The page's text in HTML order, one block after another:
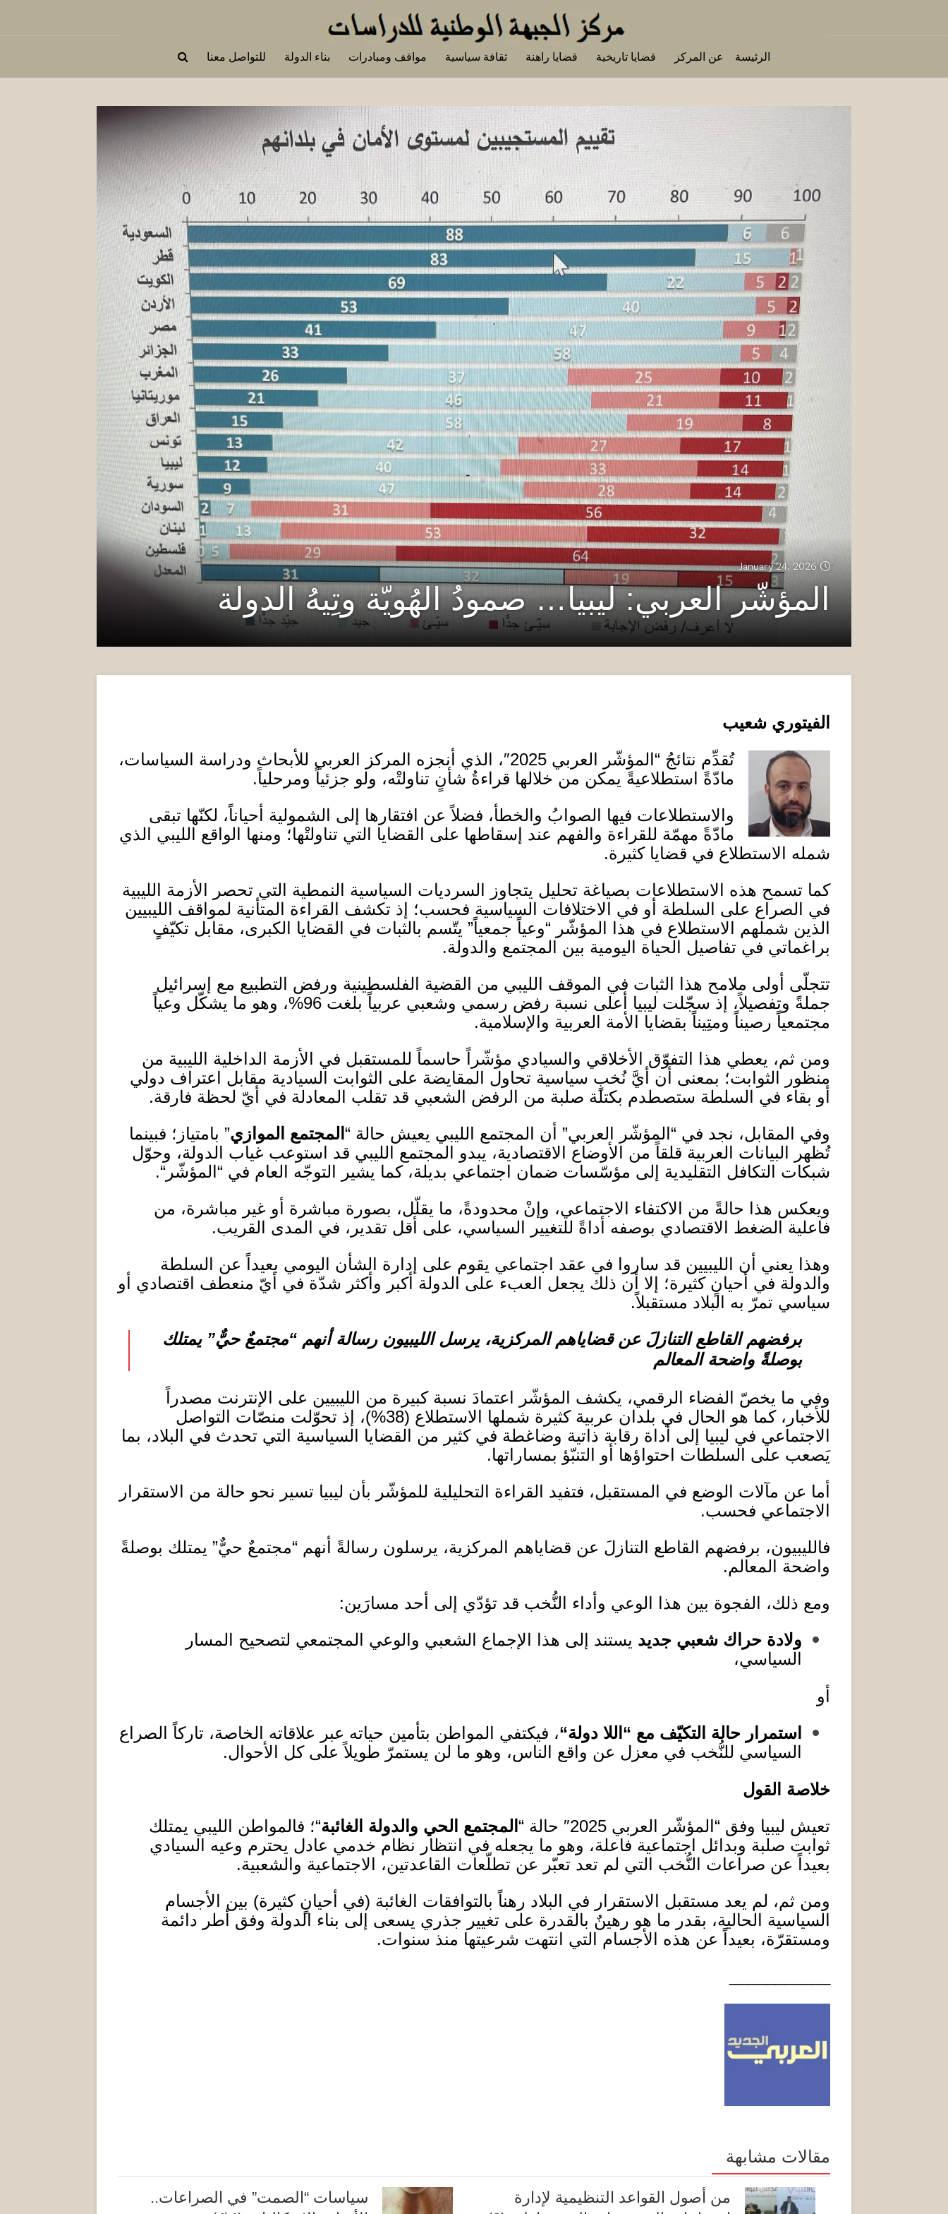
الرئيسة عن المركز قضايا تاريخية قضايا راهنة ثقافة سياسية مواقف ومبادرات بناء الدولة للتواصل معنا
January 24, 2026
المؤشّر العربي: ليبيا… صمودُ الهُويّة وتِيهُ الدولة
الفيتوري شعيب
تُقدِّم نتائجُ “المؤشّر العربي 2025″ ، الذي أنجزه المركز العربي للأبحاث ودراسة السياسات،
مادّةً استطلاعيةً يمكن من خلالها قراءةُ شأنٍ تناولتْه، ولو جزئياً ومرحلياً.
والاستطلاعات فيها الصوابُ والخطأ، فضلاً عن افتقارها إلى الشمولية أحياناً، لكنّها تبقى
مادّةً مهمّة للقراءة والفهم عند إسقاطها على القضايا التي تناولتْها؛ ومنها الواقع الليبي الذي
شمله الاستطلاع في قضايا كثيرة.
كما تسمح هذه الاستطلاعات بصياغة تحليل يتجاوز السرديات السياسية النمطية التي تحصر الأزمة الليبية
في الصراع على السلطة أو في الاختلافات السياسية فحسب؛ إذ تكشف القراءة المتأنية لمواقف الليبيين
الذين شملهم الاستطلاع في هذا المؤشّر “وعياً جمعياً” يتّسم بالثبات في القضايا الكبرى، مقابل تكيّفٍ
براغماتي في تفاصيل الحياة اليومية بين المجتمع والدولة.
تتجلّى أولى ملامح هذا الثبات في الموقف الليبي من القضية الفلسطينية ورفض التطبيع مع إسرائيل
جملةً وتفصيلاً، إذ سجّلت ليبيا أعلى نسبة رفض رسمي وشعبي عربياً بلغت 96%
، وهو ما يشكّل وعياً
مجتمعياً رصيناً ومتِيناً بقضايا الأمة العربية والإسلامية.
ومن ثم، يعطي هذا التفوّق الأخلاقي والسيادي مؤشّراً حاسماً للمستقبل في الأزمة الداخلية الليبية من
منظور الثوابت؛ بمعنى أن أيَّ نُخبٍ سياسية تحاول المقايضة على الثوابت السيادية مقابل اعتراف دولي
أو بقاء في السلطة ستصطدم بكتلة صلبة من الرفض الشعبي قد تقلب المعادلة في أيّ لحظة فارقة.
وفي المقابل، نجد في “المؤشّر العربي” أن المجتمع الليبي يعيش حالة “ المجتمع الموازي” بامتياز؛ فبينما
تُظهر البيانات العربية قلقاً من الأوضاع الاقتصادية، يبدو المجتمع الليبي قد استوعب غياب الدولة، وحوّل
شبكات التكافل التقليدية إلى مؤسّسات ضمان اجتماعي بديلة، كما يشير التوجّه العام في “المؤشّر “.
ويعكس هذا حالةً من الاكتفاء الاجتماعي، وإنْ محدودةً، ما يقلّل، بصورة مباشرة أو غير مباشرة، من
فاعلية الضغط الاقتصادي بوصفه أداةً للتغيير السياسي، على أقل تقدير، في المدى القريب.
وهذا يعني أن الليبيين قد ساروا في عقد اجتماعي يقوم على إدارة الشأن اليومي بعيداً عن السلطة
والدولة في أحيانٍ كثيرة؛ إلا أن ذلك يجعل العبء على الدولة أكبر وأكثر شدّة في أيّ منعطف اقتصادي أو
سياسي تمرّ به البلاد مستقبلاً.
برفضهم القاطع التنازلَ عن قضاياهم المركزية، يرسل الليبيون رسالة أنهم “مجتمعٌ حيٌّ”يمتلك
بوصلةً واضحة المعالم
وفي ما يخصّ الفضاء الرقمي، يكشف المؤشّر اعتمادَ نسبة كبيرة من الليبيين على الإنترنت مصدراً
للأخبار، كما هو الحال في بلدان عربية كثيرة شملها الاستطلاع (38%)
، إذ تحوّلت منصّات التواصل
الاجتماعي في ليبيا إلى أداة رقابة ذاتية وضاغطة في كثير من القضايا السياسية التي تحدث في البلاد، بما
يَصعب على السلطات احتواؤها أو التنبّؤ بمساراتها.
أما عن مآلات الوضع في المستقبل، فتفيد القراءة التحليلية للمؤشّر بأن ليبيا تسير نحو حالة من الاستقرار
الاجتماعي فحسب.
فالليبيون، برفضهم القاطع التنازلَ عن قضاياهم المركزية، يرسلون رسالةً أنهم “مجتمعٌ حيٌّ” يمتلك بوصلةً
واضحة المعالم.
ومع ذلك، الفجوة بين هذا الوعي وأداء النُّخب قد تؤدّي إلى أحد مسارَين:
ولادة حراك شعبي جديد يستند إلى هذا الإجماع الشعبي والوعي المجتمعي لتصحيح المسار
السياسي،
أو
استمرار حالة التكيّف مع “ اللا دولة“، فيكتفي المواطن بتأمين حياته عبر علاقاته الخاصة، تاركاً الصراع
السياسي للنُّخب في معزل عن واقع الناس، وهو ما لن يستمرّ طويلاً على كل الأحوال.
خلاصة القول
تعيش ليبيا وفق “المؤشّر العربي 2025″ حالة “ المجتمع الحي والدولة الغائبة“؛ فالمواطن الليبي يمتلك
ثوابت صلبة وبدائل اجتماعية فاعلة، وهو ما يجعله في انتظار نظام خدمي عادل يحترم وعيه السيادي
بعيداً عن صراعات النُّخب التي لم تعد تعبّر عن تطلّعات القاعدتين، الاجتماعية والشعبية.
ومن ثم، لم يعد مستقبل الاستقرار في البلاد رهناً بالتوافقات الغائبة (في أحيانٍ كثيرة) بين الأجسام
السياسية الحالية، بقدر ما هو رهينٌ بالقدرة على تغيير جذري يسعى إلى بناء الدولة وفق أطر دائمة
ومستقرّة، بعيداً عن هذه الأجسام التي انتهت شرعيتها منذ سنوات.
مقالات مشابهة
سياسات “الصمت” في الصراعات..
من أصول القواعد التنظيمية لإدارة